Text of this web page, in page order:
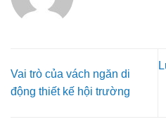
Vai trò của vách ngăn di
động thiết kế hội trường